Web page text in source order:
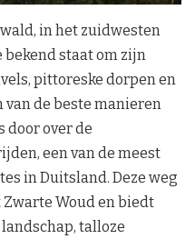
in het zuidwesten
staat om zijn
pittoreske dorpen en
de beste manieren
door over de
een van de meest
in Duitsland. Deze weg
Woud en biedt
talloze